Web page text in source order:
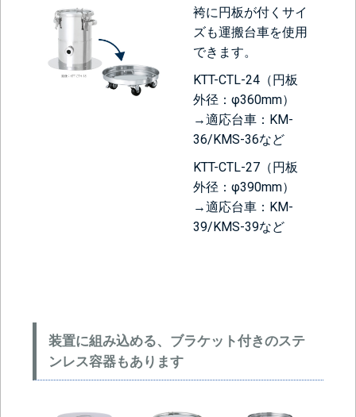
袴に円板が付くサイ
ズも運搬台車を使用
できます。
KTT-CTL-24（円板
外径：φ360mm）
→適応台車：KM-
36/KMS-36など
KTT-CTL-27（円板
外径：φ390mm）
→適応台車：KM-
39/KMS-39など
装置に組み込める、ブラケット付きのステ
ンレス容器もあります